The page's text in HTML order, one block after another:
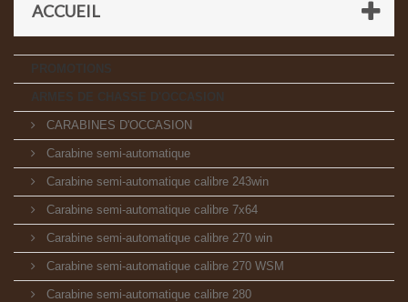
ACCUEIL
PROMOTIONS
ARMES DE CHASSE D'OCCASION
CARABINES D'OCCASION
Carabine semi-automatique
Carabine semi-automatique calibre 243win
Carabine semi-automatique calibre 7x64
Carabine semi-automatique calibre 270 win
Carabine semi-automatique calibre 270 WSM
Carabine semi-automatique calibre 280